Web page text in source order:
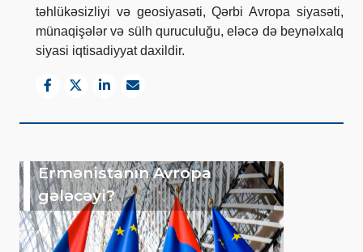
təhlükəsizliyi və geosiyasəti, Qərbi Avropa siyasəti,
münaqişələr və sülh quruculuğu, eləcə də beynəlxalq
siyasi iqtisadiyyat daxildir.
Ermənistanın Avropa
gələcəyi?